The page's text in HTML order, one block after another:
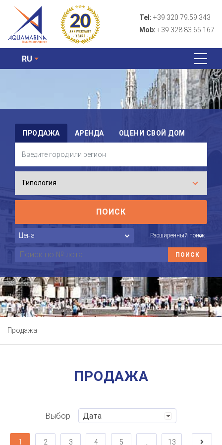
Tel: +39 320 79.59.343
Mob: +39 328 83.65.167
RU
ПРОДАЖА АРЕНДА ОЦЕНИ СВОЙ ДОМ
Расширенный поиск
ПОИСК
Продажа
ПРОДАЖА
Выбор
1 2 3 4 5 13